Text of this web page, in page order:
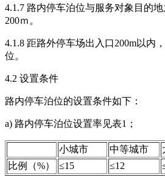
4.1.7 路内停车泊位与服务对象目的
200ｍ。
4.1.8 距路外停车场出入口200m以内
位。
4.2 设置条件
路内停车泊位的设置条件如下：
a) 路内停车泊位设置率见表1；
小城市 中等城市
比例（%）
≤15 ≤12